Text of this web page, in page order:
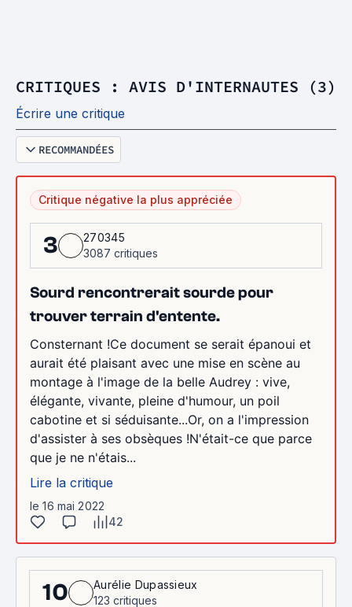
CRITIQUES : AVIS D'INTERNAUTES (3)
Écrire une critique
RECOMMANDÉES
Critique négative la plus appréciée
3
270345
3087 critiques
Sourd rencontrerait sourde pour
trouver terrain d'entente.
Consternant !Ce document se serait épanoui et
aurait été plaisant avec une mise en scène au
montage à l'image de la belle Audrey : vive,
élégante, vivante, pleine d'humour, un poil
cabotine et si séduisante...Or, on a l'impression
d'assister à ses obsèques !N'était-ce que parce
que je ne n'étais...
Lire la critique
le 16 mai 2022
42
10
Aurélie Dupassieux
123 critiques